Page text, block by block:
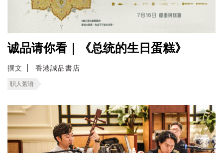
诚品请你看｜《总统的生日蛋糕》
撰文 香港誠品書店
职人絮语